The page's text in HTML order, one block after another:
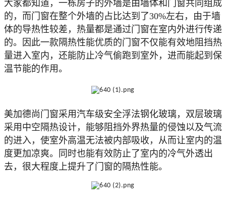
大家都知道，一栋房子的外墙是由墙体和门窗共同组成
的，而门窗在整个外墙的占比达到了30%左右，由于墙
体的导热性较差，热量都是通过门窗在室内外进行传递
的。因此一款隔热性能优质的门窗不仅能有效地阻挡热
量进入室内，还能防止冷气偷跑到室外，进而能起到保
温节能的作用。
美加德尚门窗采用汽车级安全浮法钢化玻璃，双层玻璃
采用中空隔热设计，能够阻挡外界热量的侵蚀以及气流
的进入，使室外高温无法被内部吸收，从而让室内的温
度更加凉爽。同时也能有效防止了室内的冷气外透出
去，很大程度上提升了门窗的隔热性能。